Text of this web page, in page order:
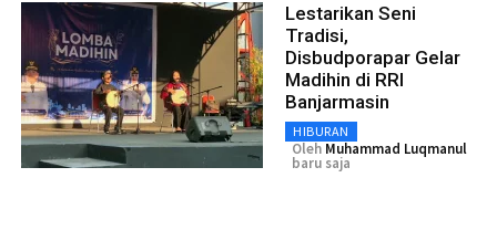
Lestarikan Seni
Tradisi,
Disbudporapar Gelar
Madihin di RRI
Banjarmasin
HIBURAN
Oleh Muhammad Luqmanul
baru saja